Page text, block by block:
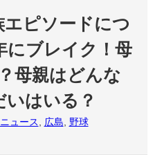
エピソードにつ
にブレイク！母
母親はどんな
いはいる？
ニュース, 広島, 野球